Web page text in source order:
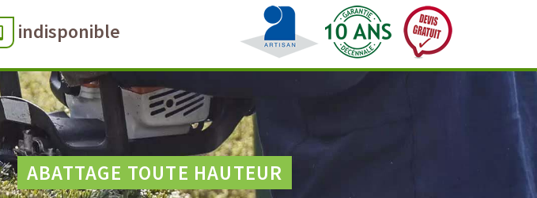
indisponible
ABATTAGE TOUTE HAUTEUR